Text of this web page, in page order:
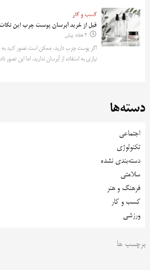
کسب و کار
قبل از خرید آبرسان پوست چرب این نکات
2 هفته پیش
اگر پوست چرب دارید، ممکن است تصور کنید به
نیازی به استفاده از آبرسان ندارید. اما این
دسته‌ها
اجتماعی
تکنولوژی
دسته‌بندی نشده
سلامتی
فرهنگ و هنر
کسب و کار
ورزشی
برچسب ها